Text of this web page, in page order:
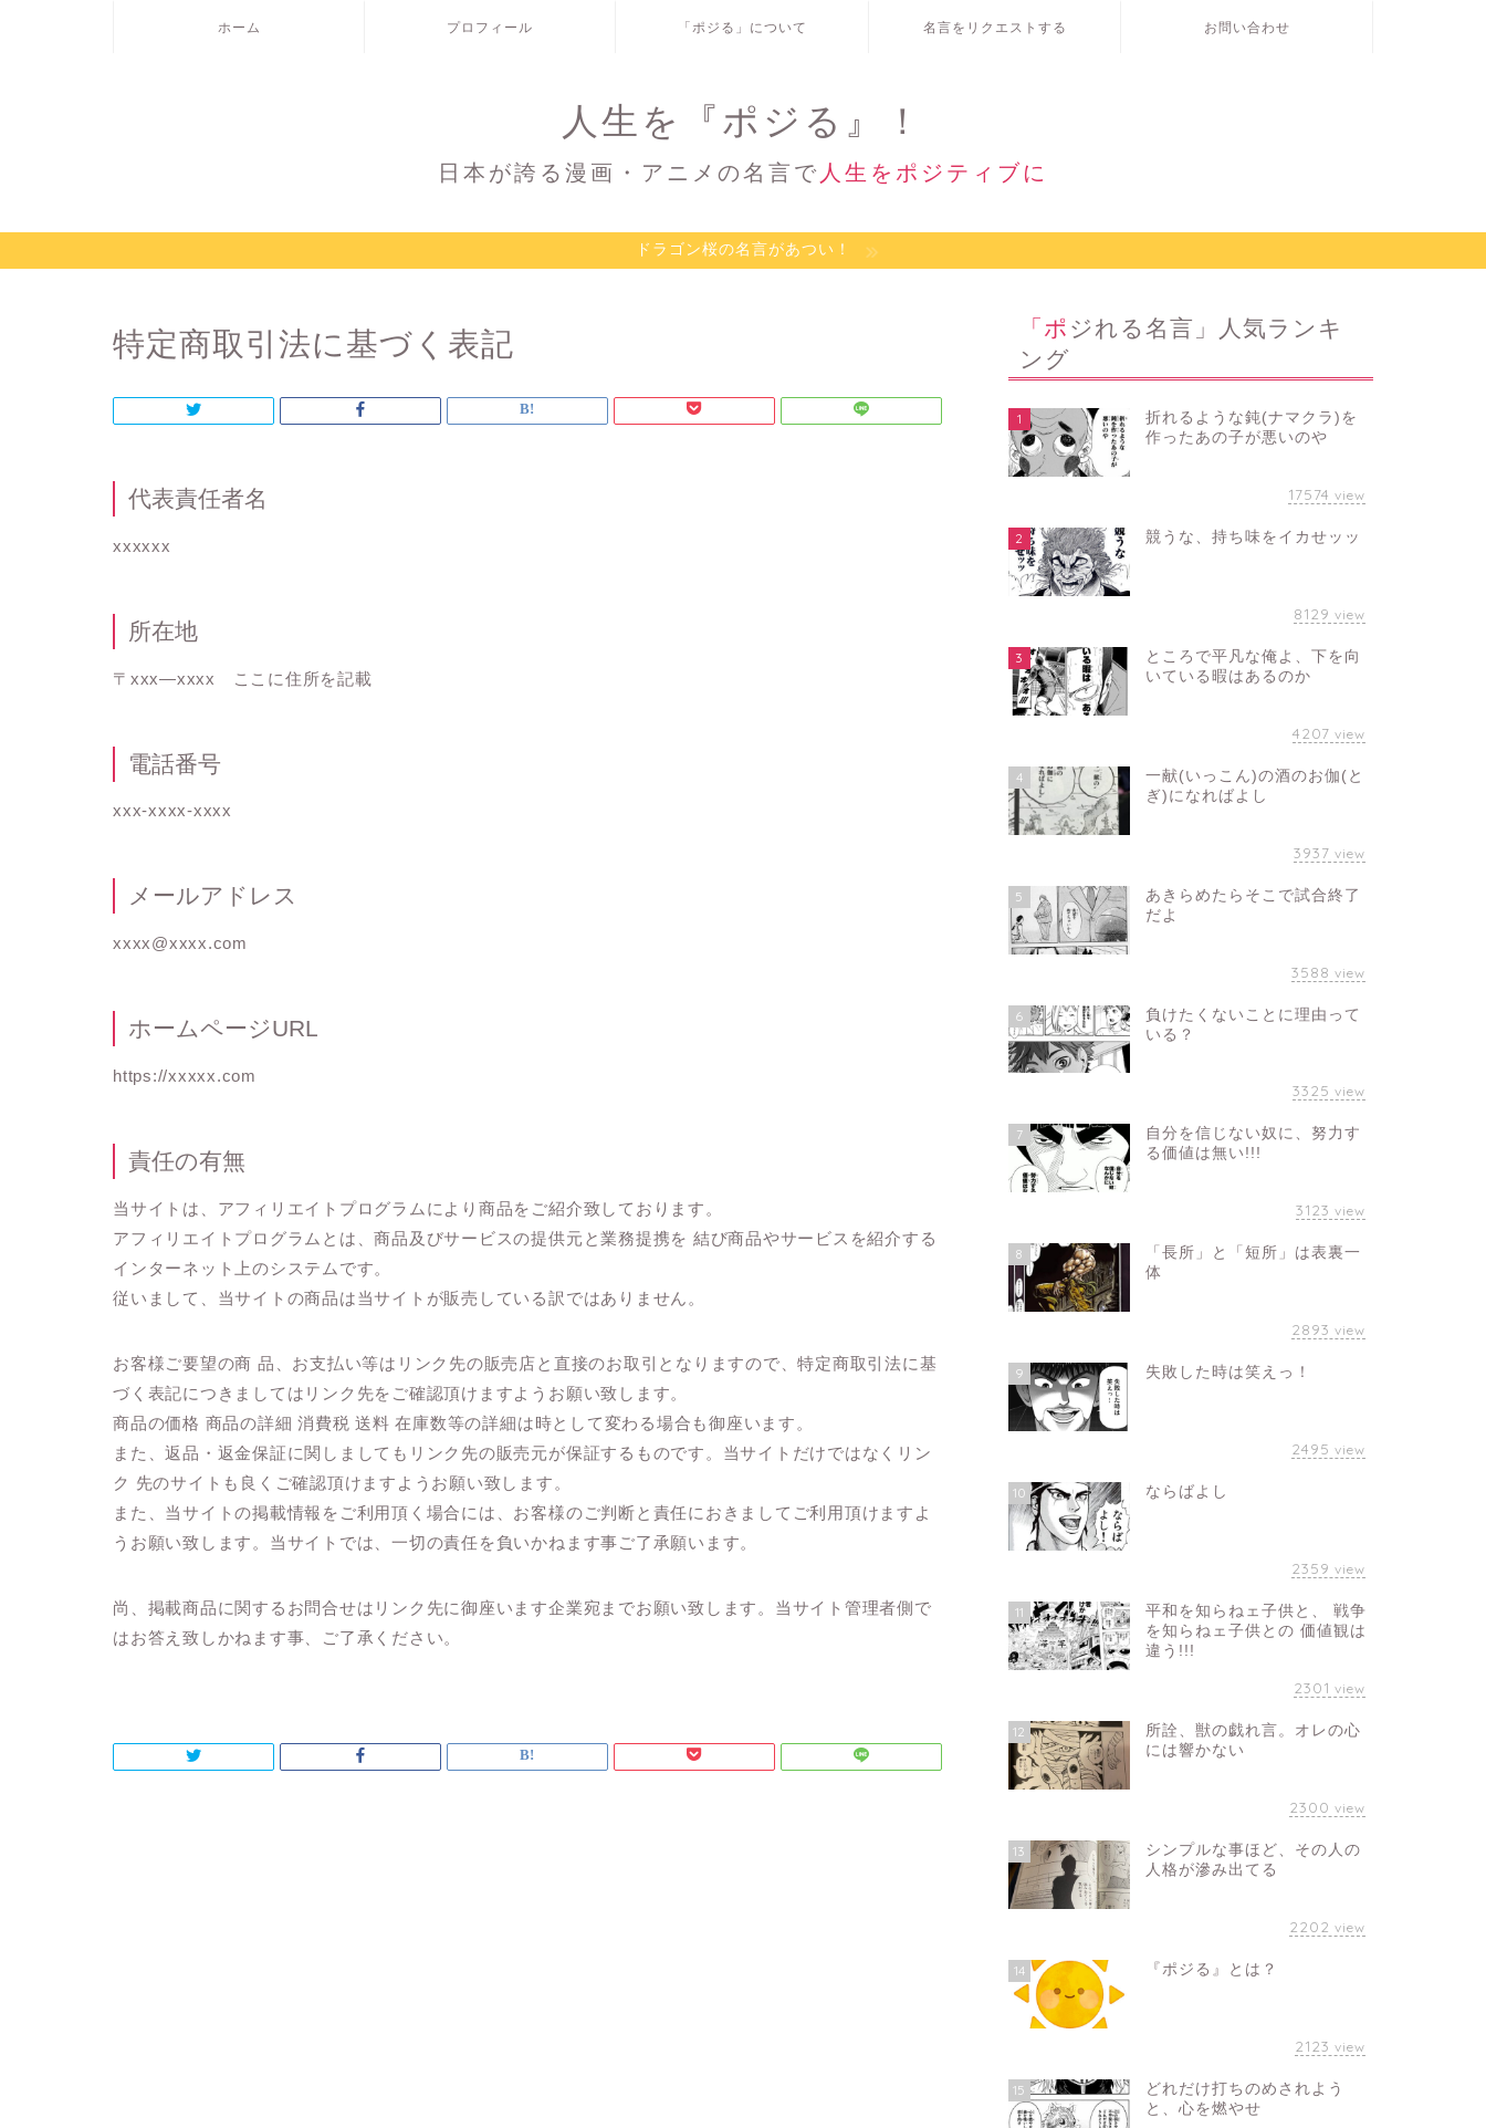
ホーム プロフィール 「ポジる」について 名言をリクエストする お問い合わせ
人生を『ポジる』！
日本が誇る漫画・アニメの名言で 人生をポジティブに
ドラゴン桜の名言があつい！
特定商取引法に基づく表記
代表責任者名
xxxxxx
所在地
〒xxx―xxxx ここに住所を記載
電話番号
xxx-xxxx-xxxx
メールアドレス
xxxx@xxxx.com
ホームページURL
https://xxxxx.com
責任の有無
当サイトは、アフィリエイトプログラムにより商品をご紹介致しております。
アフィリエイトプログラムとは、商品及びサービスの提供元と業務提携を 結び商品やサービスを紹介する
インターネット上のシステムです。
従いまして、当サイトの商品は当サイトが販売している訳ではありません。
お客様ご要望の商 品、お支払い等はリンク先の販売店と直接のお取引となりますので、特定商取引法に基
づく表記につきましてはリンク先をご確認頂けますようお願い致します。
商品の価格 商品の詳細 消費税 送料 在庫数等の詳細は時として変わる場合も御座います。
また、返品・返金保証に関しましてもリンク先の販売元が保証するものです。当サイトだけではなくリン
ク 先のサイトも良くご確認頂けますようお願い致します。
また、当サイトの掲載情報をご利用頂く場合には、お客様のご判断と責任におきましてご利用頂けますよ
うお願い致します。当サイトでは、一切の責任を負いかねます事ご了承願います。
尚、掲載商品に関するお問合せはリンク先に御座います企業宛までお願い致します。当サイト管理者側で
はお答え致しかねます事、ご了承ください。
「ポジれる名言」人気ランキ
ング
1
折れるような鈍(ナマクラ)を
作ったあの子が悪いのや
17574 view
2 競うな、持ち味をイカせッッ
8129 view
3
ところで平凡な俺よ、下を向
いている暇はあるのか
4207 view
4
一献(いっこん)の酒のお伽(と
ぎ)になればよし
3937 view
5
あきらめたらそこで試合終了
だよ
3588 view
6
負けたくないことに理由って
いる？
3325 view
7
自分を信じない奴に、努力す
る価値は無い!!!
3123 view
8
「長所」と「短所」は表裏一
体
2893 view
9 失敗した時は笑えっ！
2495 view
10 ならばよし
2359 view
11
平和を知らねェ子供と、 戦争
を知らねェ子供との 価値観は
違う!!!
2301 view
12
所詮、獣の戯れ言。オレの心
には響かない
2300 view
13
シンプルな事ほど、その人の
人格が滲み出てる
2202 view
14 『ポジる』とは？
2123 view
15
どれだけ打ちのめされよう
と、心を燃やせ